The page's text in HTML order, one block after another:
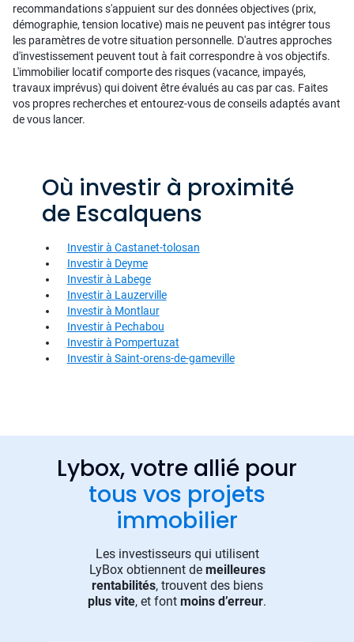
recommandations s'appuient sur des données objectives (prix,
démographie, tension locative) mais ne peuvent pas intégrer tous
les paramètres de votre situation personnelle. D'autres approches
d'investissement peuvent tout à fait correspondre à vos objectifs.
L'immobilier locatif comporte des risques (vacance, impayés,
travaux imprévus) qui doivent être évalués au cas par cas. Faites
vos propres recherches et entourez-vous de conseils adaptés avant
de vous lancer.
Où investir à proximité
de Escalquens
Investir à Castanet-tolosan
Investir à Deyme
Investir à Labege
Investir à Lauzerville
Investir à Montlaur
Investir à Pechabou
Investir à Pompertuzat
Investir à Saint-orens-de-gameville
Lybox, votre allié pour
tous vos projets
immobilier
Les investisseurs qui utilisent
LyBox obtiennent de meilleures
rentabilités, trouvent des biens
plus vite, et font moins d’erreur.